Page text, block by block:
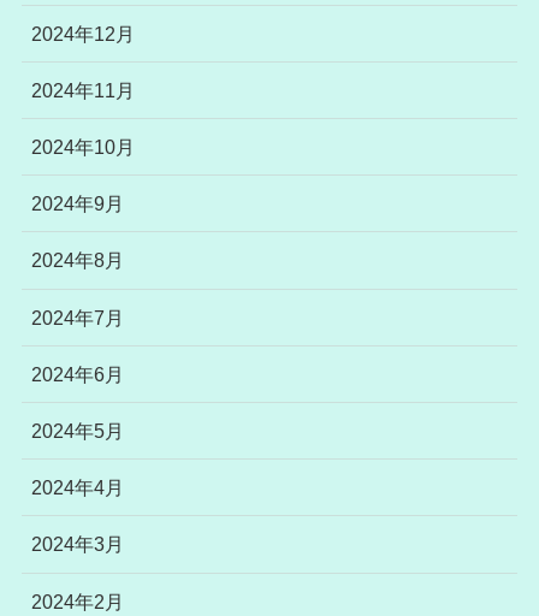
2024年12月
2024年11月
2024年10月
2024年9月
2024年8月
2024年7月
2024年6月
2024年5月
2024年4月
2024年3月
2024年2月